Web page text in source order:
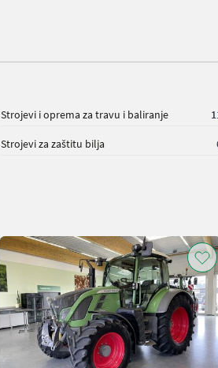
Strojevi i oprema za travu i baliranje
Strojevi za zaštitu bilja